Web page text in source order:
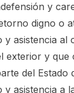
y
digno o
asistencia al
exterior y que
del Estado
asistencia a